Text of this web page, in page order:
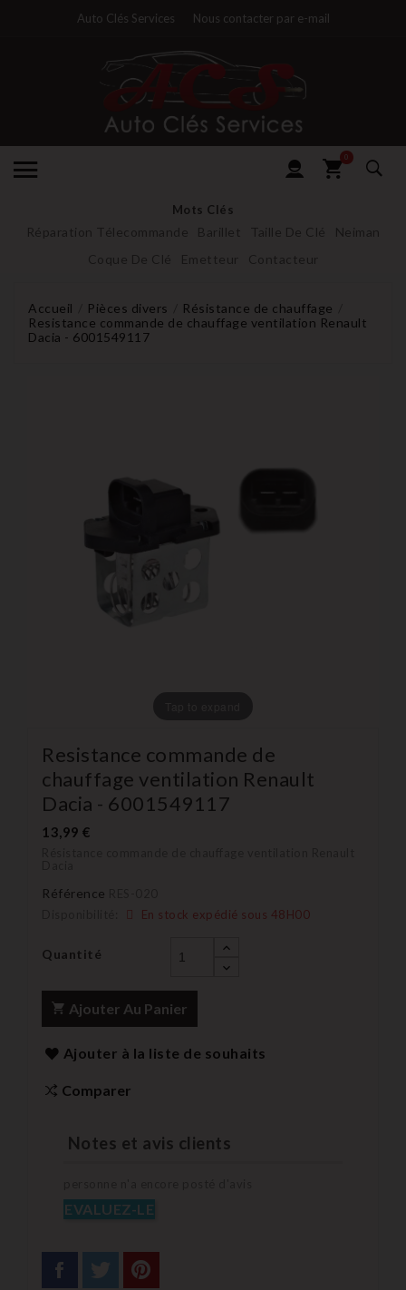
Auto Clés Services Nous contacter par e-mail
0
Mots Clés
Réparation Télecommande Barillet Taille De Clé
Neiman
Coque De Clé
Emetteur Contacteur
Accueil Pièces divers
Résistance de chauffage
Resistance commande de chauffage ventilation Renault
Dacia - 6001549117
Resistance commande de
chauffage ventilation Renault
Dacia - 6001549117
13,99 €
Référence
En stock expédié sous 48H00
Quantité
Ajouter Au Panier
Ajouter à la liste de souhaits
Comparer
Notes et avis clients
EVALUEZ-LE